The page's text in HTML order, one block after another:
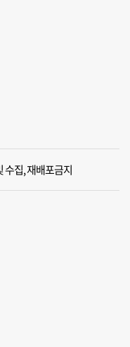
집, 재배포금지